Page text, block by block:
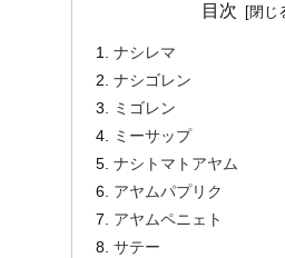
目次
ナシレマ
ナシゴレン
ミゴレン
ミーサップ
ナシトマトアヤム
アヤムパプリク
アヤムペニェト
サテー